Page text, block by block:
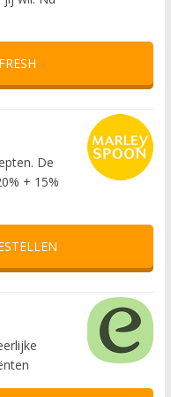
De
+ 15%